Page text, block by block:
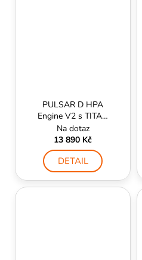
PULSAR D HPA
Engine V2 s TITAN
II Bluetooth®,Dual
selenoid, Expert
firmware, kabeláž
do pažby-GATE
Na dotaz
13 890 Kč
DETAIL